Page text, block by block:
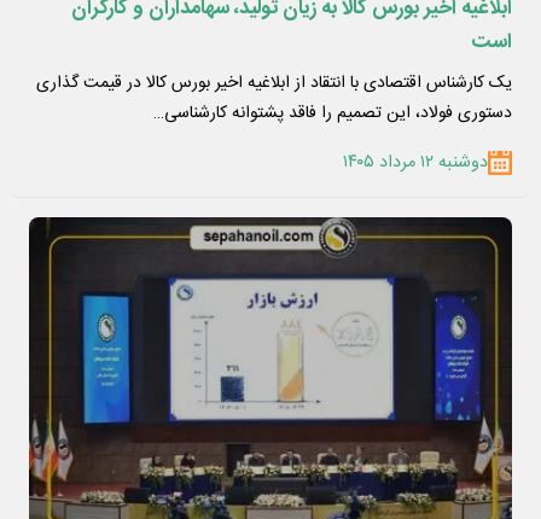
ابلاغیه اخیر بورس کالا به زیان تولید، سهامداران و کارگران
است
یک کارشناس اقتصادی با انتقاد از ابلاغیه اخیر بورس کالا در قیمت گذاری
دستوری فولاد، این تصمیم را فاقد پشتوانه کارشناسی…
دوشنبه ۱۲ مرداد ۱۴۰۵